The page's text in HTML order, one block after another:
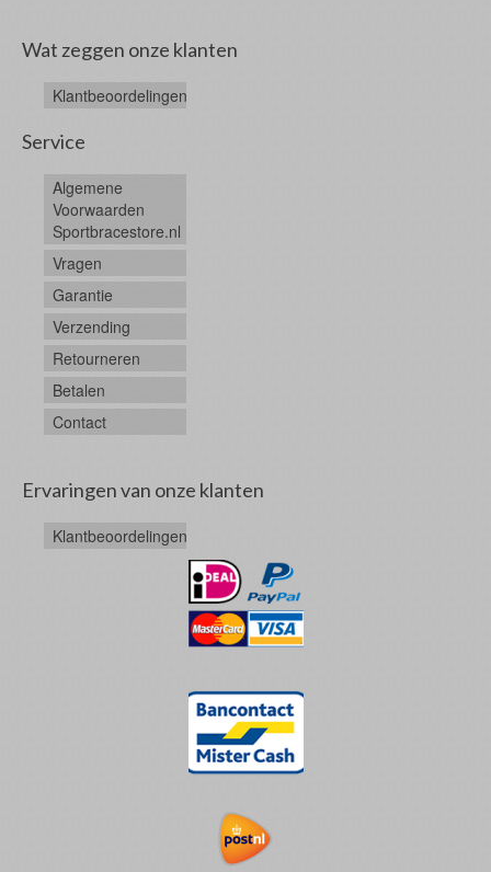
Wat zeggen onze klanten
Klantbeoordelingen
Service
Algemene
Voorwaarden
Sportbracestore.nl
Vragen
Garantie
Verzending
Retourneren
Betalen
Contact
Ervaringen van onze klanten
Klantbeoordelingen